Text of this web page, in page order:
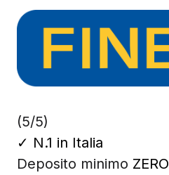
(5/5)
✓ N.1 in Italia
Deposito minimo ZERO